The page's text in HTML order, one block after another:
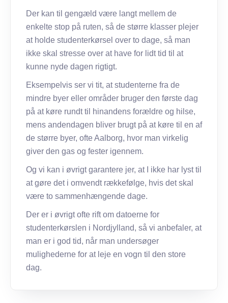
Der kan til gengæld være langt mellem de
enkelte stop på ruten, så de større klasser plejer
at holde studenterkørsel over to dage, så man
ikke skal stresse over at have for lidt tid til at
kunne nyde dagen rigtigt.
Eksempelvis ser vi tit, at studenterne fra de
mindre byer eller områder bruger den første dag
på at køre rundt til hinandens forældre og hilse,
mens andendagen bliver brugt på at køre til en af
de større byer, ofte Aalborg, hvor man virkelig
giver den gas og fester igennem.
Og vi kan i øvrigt garantere jer, at I ikke har lyst til
at gøre det i omvendt rækkefølge, hvis det skal
være to sammenhængende dage.
Der er i øvrigt ofte rift om datoerne for
studenterkørslen i Nordjylland, så vi anbefaler, at
man er i god tid, når man undersøger
mulighederne for at leje en vogn til den store
dag.